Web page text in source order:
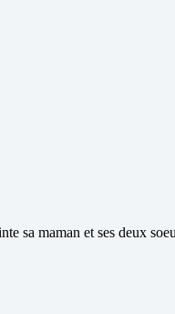
sa maman et ses deux